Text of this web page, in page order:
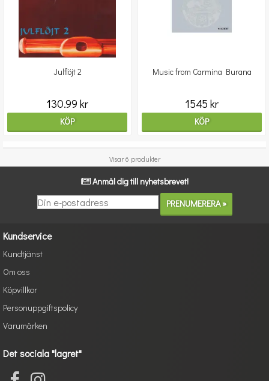
Julflöjt 2
130.99 kr
KÖP
Music from Carmina Burana
1545 kr
KÖP
Visar 6 produkter
Anmäl dig till nyhetsbrevet!
Kundservice
Kundtjänst
Om oss
Köpvillkor
Personuppgiftspolicy
Varumärken
Det sociala "lagret"